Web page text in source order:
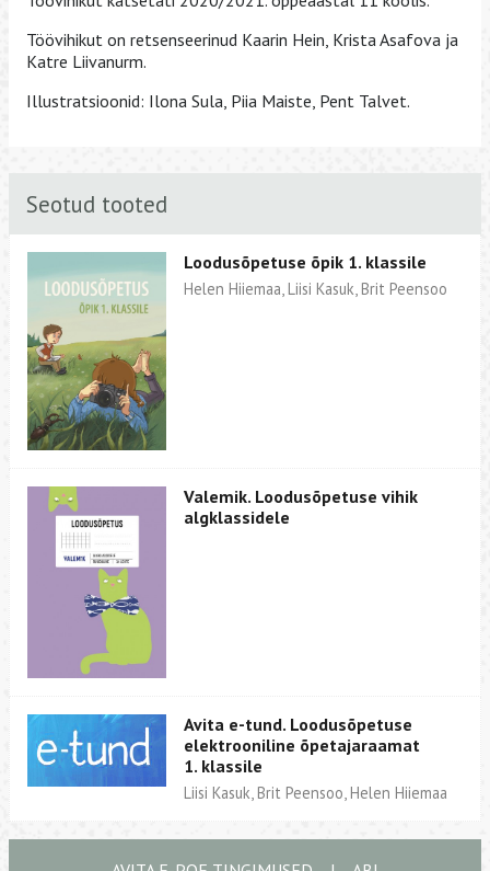
Töövihikut on retsenseerinud Kaarin Hein, Krista Asafova ja
Katre Liivanurm.
Illustratsioonid: Ilona Sula, Piia Maiste, Pent Talvet.
Seotud tooted
Loodusõpetuse õpik 1. klassile
Helen Hiiemaa, Liisi Kasuk, Brit Peensoo
Valemik. Loodusõpetuse vihik
algklassidele
Avita e-tund. Loodusõpetuse
elektrooniline õpetajaraamat
1. klassile
Liisi Kasuk, Brit Peensoo, Helen Hiiemaa